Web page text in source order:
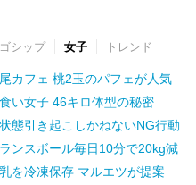
ゴシップ 女子 トレンド
カフェ 桃2玉のパフェが人気
い女子 46キロ体型の秘密
態引き起こしかねないNG行動
ンスボール毎日10分で20kg減
を冷凍保存 マルエツが提案